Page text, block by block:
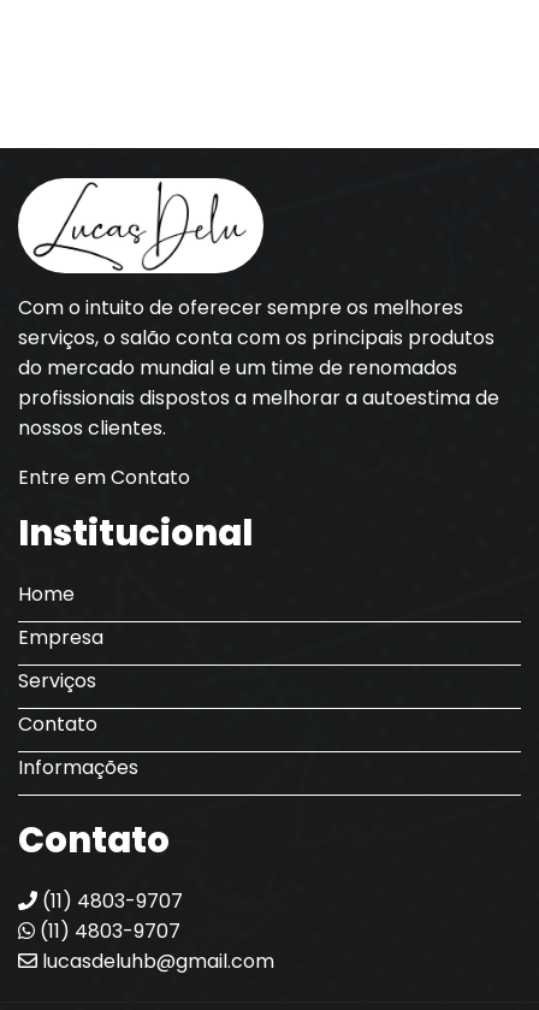
Com o intuito de oferecer sempre os melhores
serviços, o salão conta com os principais produtos
do mercado mundial e um time de renomados
profissionais dispostos a melhorar a autoestima de
nossos clientes.
Entre em Contato
Institucional
Home
Empresa
Serviços
Contato
Informações
Contato
(11) 4803-9707
(11) 4803-9707
lucasdeluhb@gmail.com